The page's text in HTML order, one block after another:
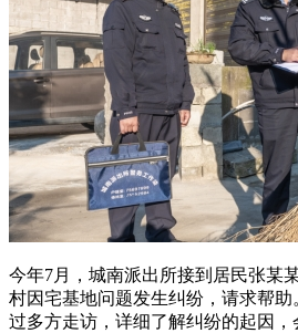
今年7月，城南派出所接到居民张某
村因宅基地问题发生纠纷，请求帮
过多方走访，详细了解纠纷的起因